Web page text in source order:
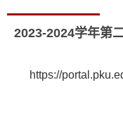
2023-2024学年第
https://